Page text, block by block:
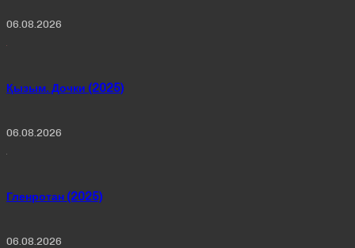
06.08.2026
Қызым. Дочки (2025)
06.08.2026
Гленротан (2025)
06.08.2026